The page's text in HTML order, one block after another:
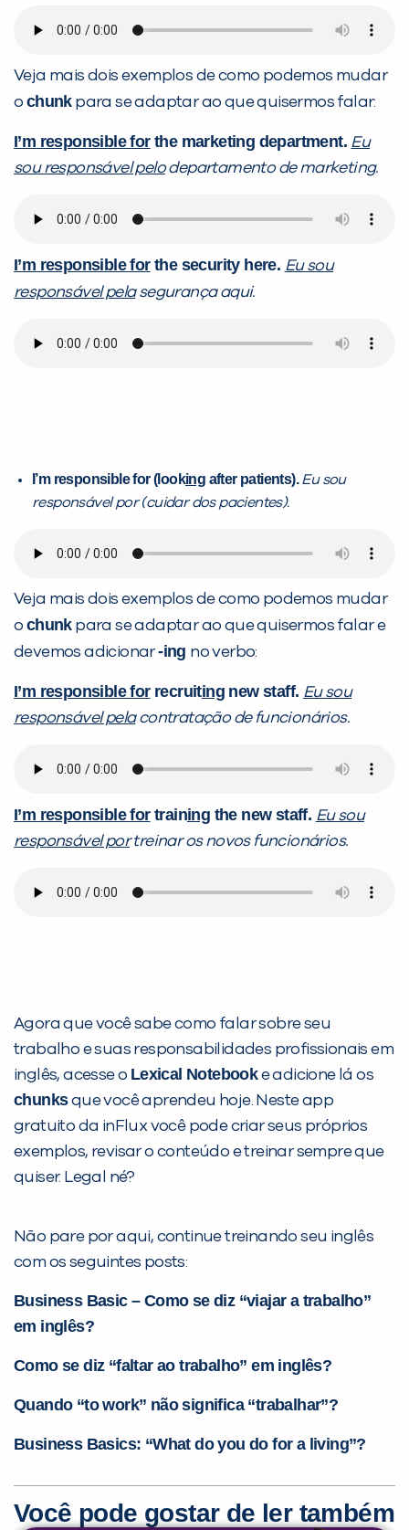
Veja mais dois exemplos de como podemos mudar
o chunkpara se adaptar ao que quisermos falar:
I’m responsible forthe marketing department. Eu
sou responsável pelodepartamento de marketing.
I’m responsible forthe security here. Eu sou
responsável pelasegurança aqui.
I’m responsible for (looking after patients).Eu sou
responsável por (cuidar dos pacientes).
Veja mais dois exemplos de como podemos mudar
o chunkpara se adaptar ao que quisermos falar e
devemos adicionar-ing no verbo:
I’m responsible forrecruiting new staff. Eu sou
responsável pelacontratação de funcionários.
I’m responsible fortraining the new staff. Eu sou
responsável portreinar os novos funcionários.
Agora que você sabe como falar sobre seu
trabalho e suas responsabilidades profissionais em
inglês, acesse o Lexical Notebooke adicione lá os
chunksque você aprendeu hoje. Neste app
gratuito da inFlux você pode criar seus próprios
exemplos, revisar o conteúdo e treinar sempre que
quiser. Legal né?
Não pare por aqui, continue treinando seu inglês
com os seguintes posts:
Business Basic – Como se diz “viajar a trabalho”
em inglês?
Como se diz “faltar ao trabalho” em inglês?
Quando “to work” não significa “trabalhar”?
Business Basics: “What do you do for a living”?
Você pode gostar de ler também